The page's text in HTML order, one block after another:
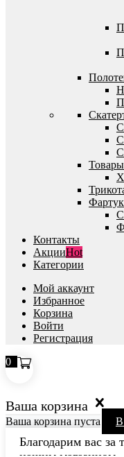
Контакты
АкцииHot
Категории
Мой аккаунт
Избранное
Корзина
Войти
Регистрация
0
Ваша корзина
Ваша корзина пуста В
Благодарим вас за